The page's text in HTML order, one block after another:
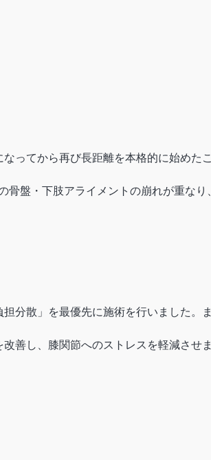
ってから再び長距離を本格的に始めた
盤・下肢アライメントの崩れが重な
分散」を最優先に施術を行いました。
善し、膝関節へのストレスを軽減させま